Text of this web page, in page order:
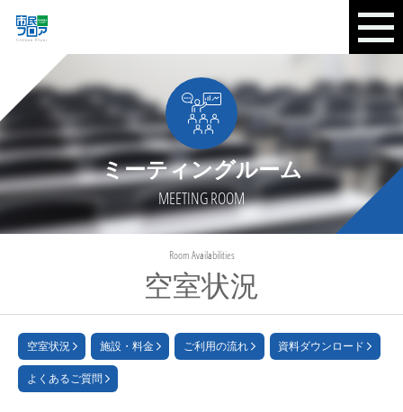
ミーティングルーム
MEETING ROOM
空室状況
Room Availabilities
空室状況 施設・料金 ご利用の流れ 資料ダウンロード
よくあるご質問